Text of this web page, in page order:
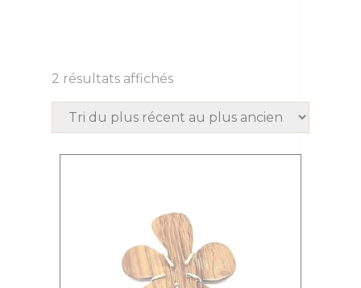
2 résultats affichés